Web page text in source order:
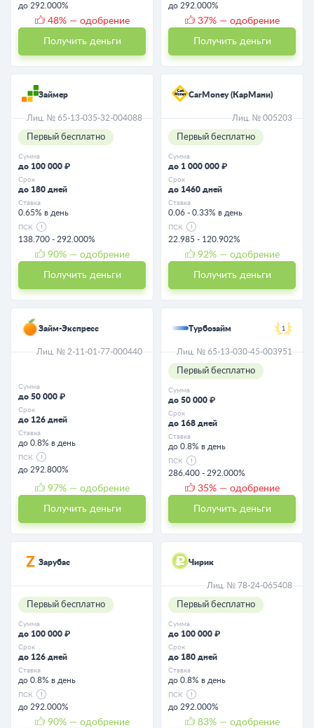
до 292.000%
48% — одобрение
Получить деньги
до 292.000%
37% — одобрение
Получить деньги
Займер
Лиц. № 65-13-035-32-004088
Первый бесплатно
Сумма
до 100 000 ₽
Срок
до 180 дней
Ставка
0.65% в день
ПСК
138.700 - 292.000%
90% — одобрение
Получить деньги
CarMoney (КарМани)
Лиц. № 005203
Первый бесплатно
Сумма
до 1 000 000 ₽
Срок
до 1460 дней
Ставка
0.06 - 0.33% в день
ПСК
22.985 - 120.902%
92% — одобрение
Получить деньги
Займ-Экспресс
Лиц. № 2-11-01-77-000440
Сумма
до 50 000 ₽
Срок
до 126 дней
Ставка
до 0.8% в день
ПСК
до 292.800%
97% — одобрение
Получить деньги
Турбозайм 1
Лиц. № 65-13-030-45-003951
Первый бесплатно
Сумма
до 50 000 ₽
Срок
до 168 дней
Ставка
до 0.8% в день
ПСК
286.400 - 292.000%
35% — одобрение
Получить деньги
Зарубас
Первый бесплатно
Сумма
до 100 000 ₽
Срок
до 126 дней
Ставка
до 0.8% в день
ПСК
до 292.000%
90% — одобрение
Чирик
Лиц. № 78-24-065408
Первый бесплатно
Сумма
до 100 000 ₽
Срок
до 180 дней
Ставка
до 0.8% в день
ПСК
до 292.000%
83% — одобрение